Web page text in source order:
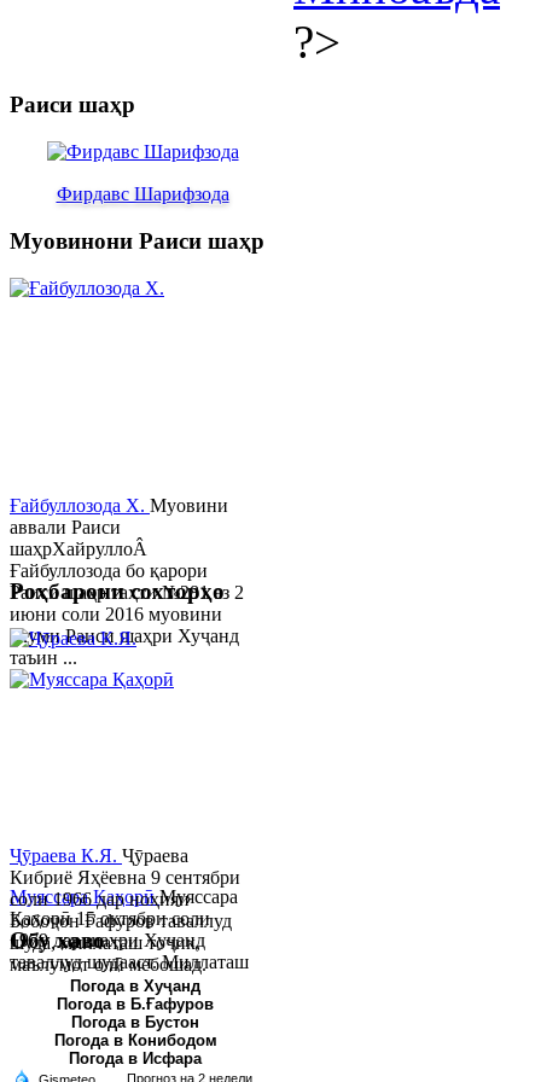
?>
Раиси шаҳр
Фирдавс Шарифзода
Муовинони Раиси шаҳр
Ғайбуллозода Х. Муовини
аввали Раиси
шаҳрХайруллоÂ
Ғайбуллозода бо қарори
Раиси шаҳр таҳти №281 аз 2
июни соли 2016 муовини
якуми Раиси шаҳри Хуҷанд
таъин ...
Муяссара ҚаҳорӣМуяссара
Қаҳорӣ 15 октябри соли
1979 дар шаҳри Хуҷанд
таваллуд шудааст. Миллаташ
тоҷик. Маълумот олӣ. Соли
2002 Донишгоҳи давлатии
Хуҷанд ба...
Роҳбарони сохторҳо
Ҷӯраева К.Я. Ҷӯраева
Кибриё Яҳёевна 9 сентябри
соли 1966 дар ноҳияи
Бобоҷон Ғафуров таваллуд
шуда, миллаташ тоҷик,
маълумот олӣ мебошад.
Соли 1997 Донишг...
Обу хаво
Погода в Хуҷанд
Погода в Б.Ғафуров
Погода в Бустон
Погода в Конибодом
Погода в Исфара